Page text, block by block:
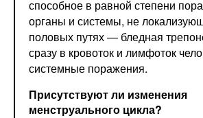
способное в равной степени
органы и системы, не
половых путях — бледная
сразу в кровоток и лимфоток
системные поражения.
Присутствуют ли изменения
менструального цикла?